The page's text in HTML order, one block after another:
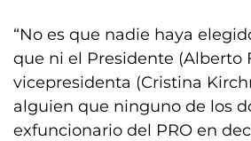
“No es que nadie haya
que ni el Presidente (Alberto
vicepresidenta (Cristina
alguien que ninguno de los
exfuncionario del PRO en